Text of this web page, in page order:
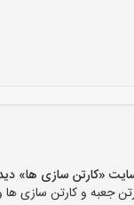
سازی ها» دیده ام و کد
جعبه و کارتن سازی